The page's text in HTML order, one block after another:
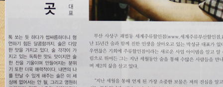
새계주류부산할인점
위스키
브랜디/꼬냑
와인선물세트
Total 115건1 페이지